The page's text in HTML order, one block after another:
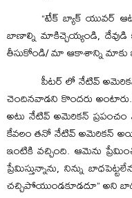
“టేక్ బ్యాక్ యువర్
బాణాల్ని మాకిచ్చెయ్యండి, దేవుడి
తీసుకోండి/ మా ఆకాశాన్ని మాకు
పీటర్ లో నేటివ్
చెందినవాడని కొందరు
అటు నేటివ్ అమెరికన్
కేవలం తనో నేటివ్ అమెరికన్
ఇంటికి వచ్చింది. ఆమెను
ప్రేమిస్తున్నాను, నిన్ను
చచ్చిపోయుండకూడదూ” అని